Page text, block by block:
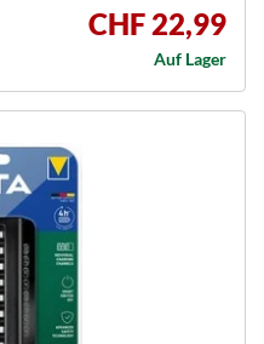
CHF 22,99
Auf Lager